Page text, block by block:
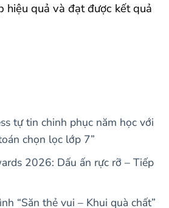
hiệu quả và đạt được kết quả
tự tin chinh phục năm học với
chọn lọc lớp 7”
2026: Dấu ấn rực rỡ – Tiếp
“Săn thẻ vui – Khui quà chất”